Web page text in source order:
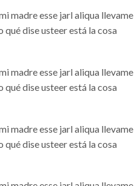
madre esse jarl aliqua llevame
dise usteer está la cosa
madre esse jarl aliqua llevame
dise usteer está la cosa
madre esse jarl aliqua llevame
dise usteer está la cosa